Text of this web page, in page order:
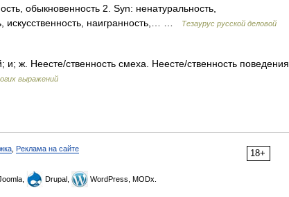
обыкновенность 2. Syn: ненатуральность,
искусственность, наигранность,… …
Тезаурус русской деловой
ж. Неесте/ственность смеха. Неесте/ственность поведения.
выражений
18+
Реклама на сайте
Drupal, WordPress, MODx.